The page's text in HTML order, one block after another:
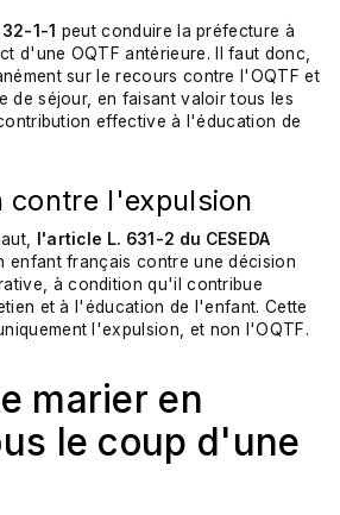
1-1 peut conduire la préfecture à
d'une OQTF antérieure. Il faut donc,
sur le recours contre l'OQTF et
de séjour, en faisant valoir tous les
effective à l'éducation de
contre l'expulsion
l'article L. 631-2 du CESEDA
enfant français contre une décision
à condition qu'il contribue
et à l'éducation de l'enfant. Cette
l'expulsion, et non l'OQTF.
marier en
le coup d'une